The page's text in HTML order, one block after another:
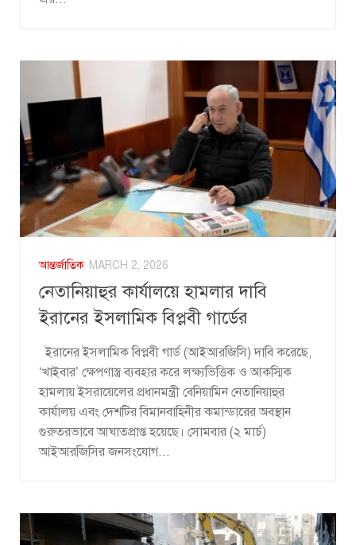
আন্তর্জাতিক MARCH 2, 2026
নেতানিয়াহুর কার্যালয়ে হামলার দাবি
ইরানের ইসলামিক বিপ্লবী গার্ডের
ইরানের ইসলামিক বিপ্লবী গার্ড (আইআরজিসি) দাবি করেছে,
‘খাইবার’ ক্ষেপণাস্ত্র ব্যবহার করে লক্ষ্যভিত্তিক ও আকস্মিক
হামলায় ইসরায়েলের প্রধানমন্ত্রী বেনিয়ামিন নেতানিয়াহুর
কার্যালয় এবং দেশটির বিমানবাহিনীর কমান্ডারের অবস্থান
গুরুতরভাবে আঘাতপ্রাপ্ত হয়েছে। সোমবার (২ মার্চ)
আইআরজিসির জনসংযোগ...